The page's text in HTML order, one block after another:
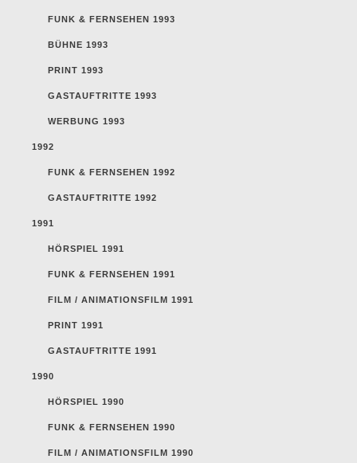
FUNK & FERNSEHEN 1993
BÜHNE 1993
PRINT 1993
GASTAUFTRITTE 1993
WERBUNG 1993
1992
FUNK & FERNSEHEN 1992
GASTAUFTRITTE 1992
1991
HÖRSPIEL 1991
FUNK & FERNSEHEN 1991
FILM / ANIMATIONSFILM 1991
PRINT 1991
GASTAUFTRITTE 1991
1990
HÖRSPIEL 1990
FUNK & FERNSEHEN 1990
FILM / ANIMATIONSFILM 1990